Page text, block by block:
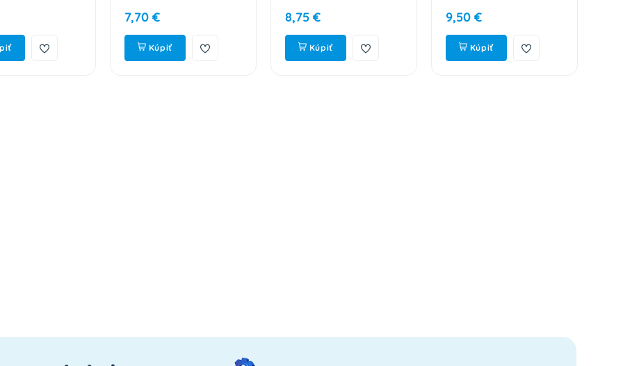
Black 3500 strán
7,70 €
Kúpiť
čip! 23000 strán
8,75 €
Kúpiť
9,50 €
Kúpiť